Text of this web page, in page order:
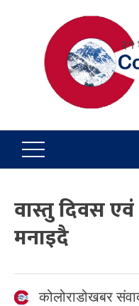
२१
वास्तु दिवस एवं
मनाइदै
कोलोराडोखबर